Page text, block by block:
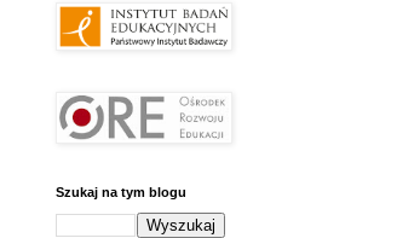
Szukaj na tym blogu